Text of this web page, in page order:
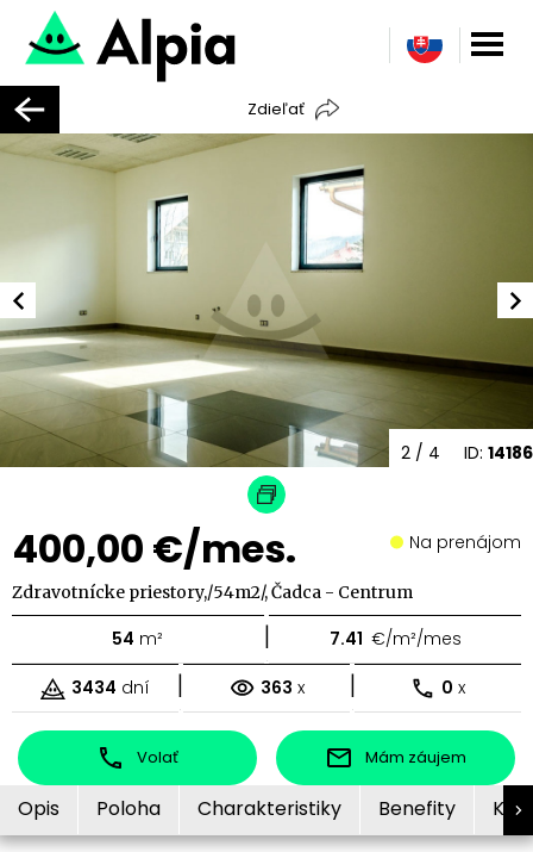
Zdieľať
ID: 14186
2 / 4
400,00 €/mes. Na prenájom
Zdravotnícke priestory,/54m2/, Čadca - Centrum
54 m² | 7.41 €/m²/mes
3434 dní | 363 x | 0 x
Volať Mám záujem
Opis Poloha Charakteristiky Benefity